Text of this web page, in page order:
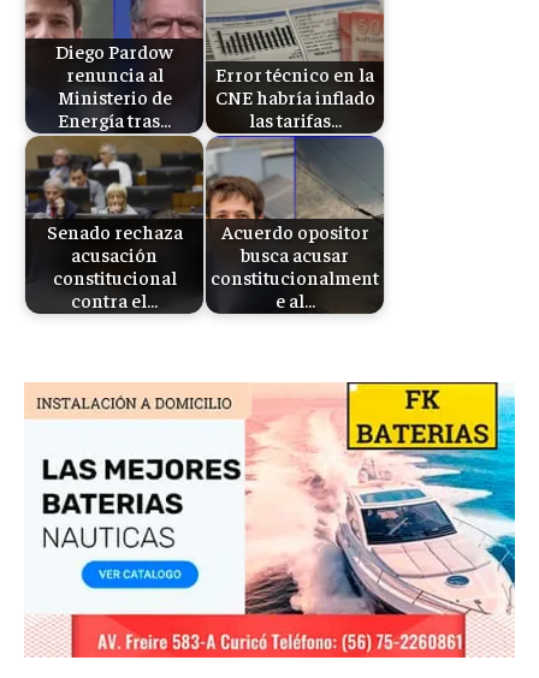
Diego Pardow
renuncia al
Ministerio de
Energía tras…
Error técnico en la
CNE habría inflado
las tarifas…
Senado rechaza
acusación
constitucional
contra el…
Acuerdo opositor
busca acusar
constitucionalment
e al…